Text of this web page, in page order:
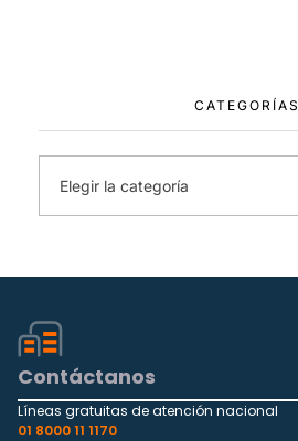
CATEGORÍAS
Contáctanos
Líneas gratuitas de atención nacional
01 8000 11 1170